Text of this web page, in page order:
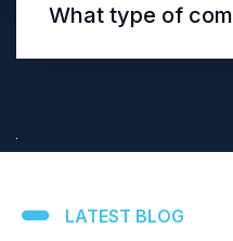
What type of
LATEST BLOG